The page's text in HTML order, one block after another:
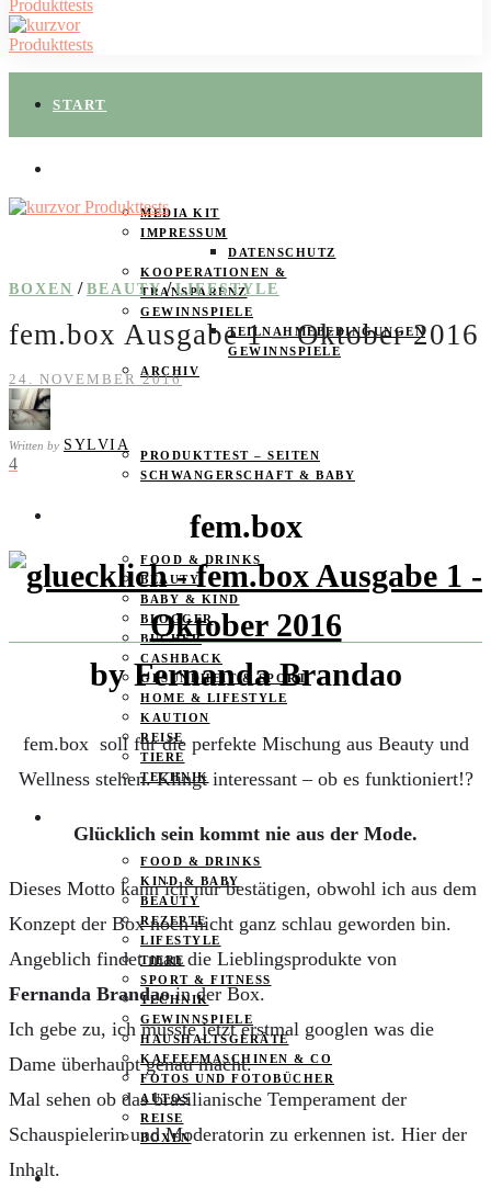
START
MEDIA KIT
IMPRESSUM
DATENSCHUTZ
KOOPERATIONEN &
TRANSPARENZ
GEWINNSPIELE
TEILNAHMEBEDINGUNGEN
GEWINNSPIELE
ARCHIV
PRODUKTTEST – SEITEN
SCHWANGERSCHAFT & BABY
PRODUKTTESTER GESUCHT
FOOD & DRINKS
BEAUTY
BABY & KIND
BLOGGER
BÜCHER
CASHBACK
GESUNDHEIT & SPORT
HOME & LIFESTYLE
KAUTION
REISE
TIERE
TECHNIK
FOOD & DRINKS
KIND & BABY
BEAUTY
REZEPTE
LIFESTYLE
TIERE
SPORT & FITNESS
TECHNIK
GEWINNSPIELE
HAUSHALTSGERÄTE
KAFFEEMASCHINEN & CO
FOTOS UND FOTOBÜCHER
AUTOS
REISE
BOXEN
KIND & KEGEL
BOXEN / BEAUTY / LIFESTYLE
fem.box Ausgabe 1 – Oktober 2016
24. NOVEMBER 2016
Written by SYLVIA
4
fem.box
by Fernanda Brandao
fem.box soll für die perfekte Mischung aus Beauty und
Wellness stehen. Klingt interessant – ob es funktioniert!?
Glücklich sein kommt nie aus der Mode.
Dieses Motto kann ich nur bestätigen, obwohl ich aus dem
Konzept der Box noch nicht ganz schlau geworden bin.
Angeblich findet man die Lieblingsprodukte von
Fernanda Brandaoin der Box.
Ich gebe zu, ich musste jetzt erstmal googlen was die
Dame überhaupt genau macht.
Mal sehen ob das brasilianische Temperament der
Schauspielerin und Moderatorin zu erkennen ist. Hier der
Inhalt.